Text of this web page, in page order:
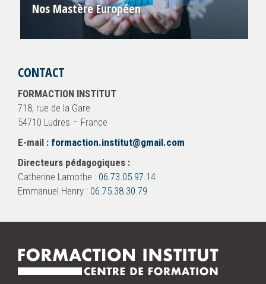
Nos Mastère Européen
CONTACT
FORMACTION INSTITUT
718, rue de la Gare
54710 Ludres – France
E-mail : formaction.institut@gmail.com
Directeurs pédagogiques :
Catherine Lamothe : 06.73.05.97.14
Emmanuel Henry : 06.75.38.30.79